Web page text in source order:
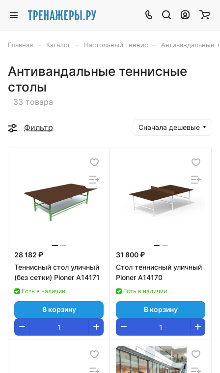
Главная Каталог Настольный теннис Антивандальные
Антивандальные теннисные
столы
33 товара
Фильтр Сначала дешевые
28 182 ₽
Теннисный стол уличный
(без сетки) Pioner A14171
Есть в наличии
В корзину
31 800 ₽
Стол теннисный уличный
Pioner A14170
Есть в наличии
В корзину